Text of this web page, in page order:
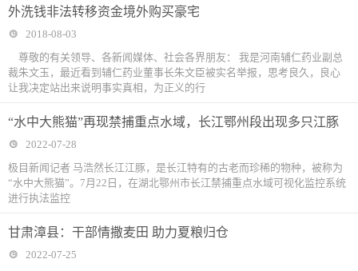
外洗钱非法转移资金境外购买豪宅
2018-08-03
尊敬的有关领导、各新闻媒体、社会各界朋友： 我是河南辅仁药业副总
裁朱文玉，最近看到辅仁药业董事长朱文臣被实名举报，思考良久，良心
让我决定站出来说明事实真相，为正义的行
“水中大熊猫”再现禁捕重点水域，长江鄂州段出现多只江豚
2022-07-28
极目新闻记者 马浩然长江江豚，是长江特有的古老而珍稀的物种，被称为
“水中大熊猫”。7月22日，在湖北鄂州市长江禁捕重点水域可视化监控系统
进行执法监控
甘肃漳县：干部情撒麦田 助力夏粮归仓
2022-07-25